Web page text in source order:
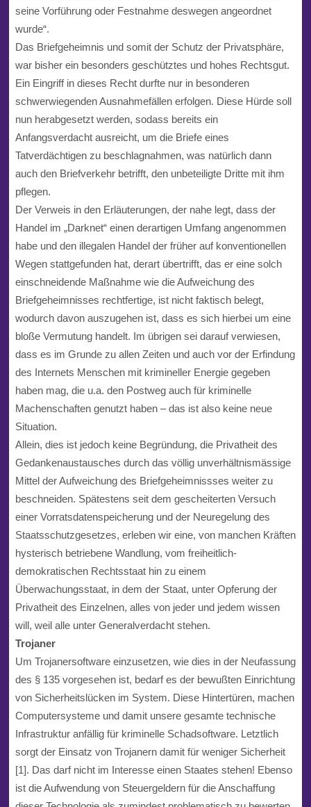
seine Vorführung oder Festnahme deswegen angeordnet
wurde“.
Das Briefgeheimnis und somit der Schutz der Privatsphäre,
war bisher ein besonders geschütztes und hohes Rechtsgut.
Ein Eingriff in dieses Recht durfte nur in besonderen
schwerwiegenden Ausnahmefällen erfolgen. Diese Hürde soll
nun herabgesetzt werden, sodass bereits ein
Anfangsverdacht ausreicht, um die Briefe eines
Tatverdächtigen zu beschlagnahmen, was natürlich dann
auch den Briefverkehr betrifft, den unbeteiligte Dritte mit ihm
pflegen.
Der Verweis in den Erläuterungen, der nahe legt, dass der
Handel im „Darknet“ einen derartigen Umfang angenommen
habe und den illegalen Handel der früher auf konventionellen
Wegen stattgefunden hat, derart übertrifft, das er eine solch
einschneidende Maßnahme wie die Aufweichung des
Briefgeheimnisses rechtfertige, ist nicht faktisch belegt,
wodurch davon auszugehen ist, dass es sich hierbei um eine
bloße Vermutung handelt. Im übrigen sei darauf verwiesen,
dass es im Grunde zu allen Zeiten und auch vor der Erfindung
des Internets Menschen mit krimineller Energie gegeben
haben mag, die u.a. den Postweg auch für kriminelle
Machenschaften genutzt haben – das ist also keine neue
Situation.
Allein, dies ist jedoch keine Begründung, die Privatheit des
Gedankenaustausches durch das völlig unverhältnismässige
Mittel der Aufweichung des Briefgeheimnissses weiter zu
beschneiden. Spätestens seit dem gescheiterten Versuch
einer Vorratsdatenspeicherung und der Neuregelung des
Staatsschutzgesetzes, erleben wir eine, von manchen Kräften
hysterisch betriebene Wandlung, vom freiheitlich-
demokratischen Rechtsstaat hin zu einem
Überwachungsstaat, in dem der Staat, unter Opferung der
Privatheit des Einzelnen, alles von jeder und jedem wissen
will, weil alle unter Generalverdacht stehen.
Trojaner
Um Trojanersoftware einzusetzen, wie dies in der Neufassung
des § 135 vorgesehen ist, bedarf es der bewußten Einrichtung
von Sicherheitslücken im System. Diese Hintertüren, machen
Computersysteme und damit unsere gesamte technische
Infrastruktur anfällig für kriminelle Schadsoftware. Letztlich
sorgt der Einsatz von Trojanern damit für weniger Sicherheit
[1]. Das darf nicht im Interesse einen Staates stehen! Ebenso
ist die Aufwendung von Steuergeldern für die Anschaffung